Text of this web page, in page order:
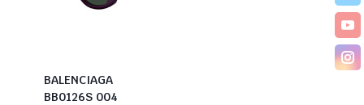
BALENCIAGA
BB0126S 004